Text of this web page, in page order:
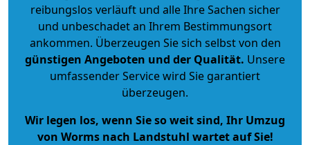
reibungslos verläuft und alle Ihre Sachen sicher
und unbeschadet an Ihrem Bestimmungsort
ankommen. Überzeugen Sie sich selbst von den
günstigen Angeboten und der Qualität. Unsere
umfassender Service wird Sie garantiert
überzeugen.
Wir legen los, wenn Sie so weit sind, Ihr Umzug
von Worms nach Landstuhl wartet auf Sie!